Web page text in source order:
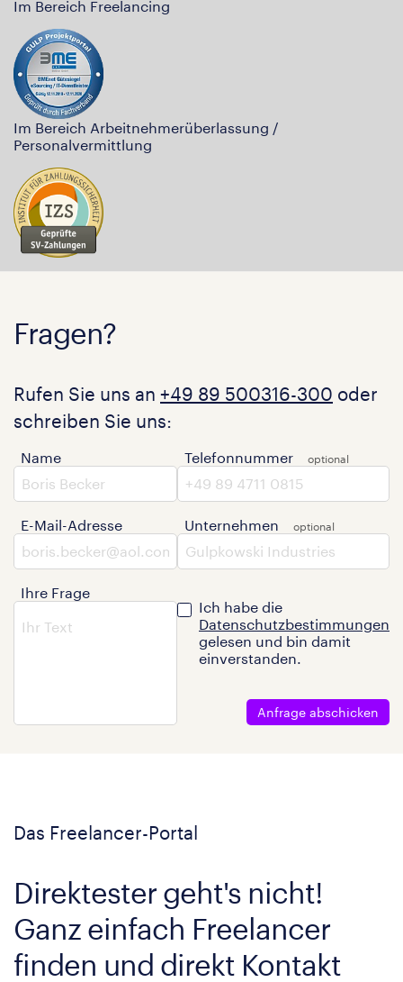
Im Bereich Freelancing
Im Bereich Arbeitnehmerüberlassung /
Personalvermittlung
Fragen?
Rufen Sie uns an +49 89 500316-300 oder
schreiben Sie uns:
Name
E-Mail-Adresse
Ihre Frage
Telefonnummer
Unternehmen
Ich habe die
Datenschutzbestimmungen
gelesen und bin damit
einverstanden.
Anfrage abschicken
Das Freelancer-Portal
Direktester geht's nicht!
Ganz einfach Freelancer
finden und direkt Kontakt